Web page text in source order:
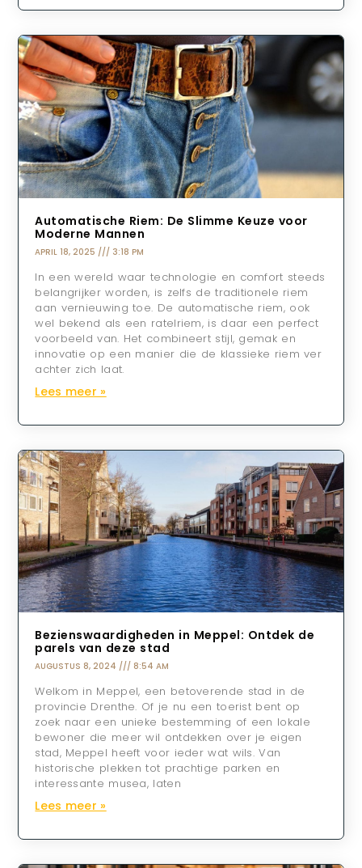
Automatische Riem: De Slimme Keuze voor
Moderne Mannen
APRIL 18, 2025 3:18 PM
In een wereld waar technologie en comfort steeds
belangrijker worden, is zelfs de traditionele riem
aan vernieuwing toe. De automatische riem, ook
wel bekend als een ratelriem, is daar een perfect
voorbeeld van. Het combineert stijl, gemak en
innovatie op een manier die de klassieke riem ver
achter zich laat.
Lees meer »
Bezienswaardigheden in Meppel: Ontdek de
parels van deze stad
AUGUSTUS 8, 2024 8:54 AM
Welkom in Meppel, een betoverende stad in de
provincie Drenthe. Of je nu een toerist bent op
zoek naar een unieke bestemming of een lokale
bewoner die meer wil ontdekken over je eigen
stad, Meppel heeft voor ieder wat wils. Van
historische plekken tot prachtige parken en
interessante musea, laten
Lees meer »